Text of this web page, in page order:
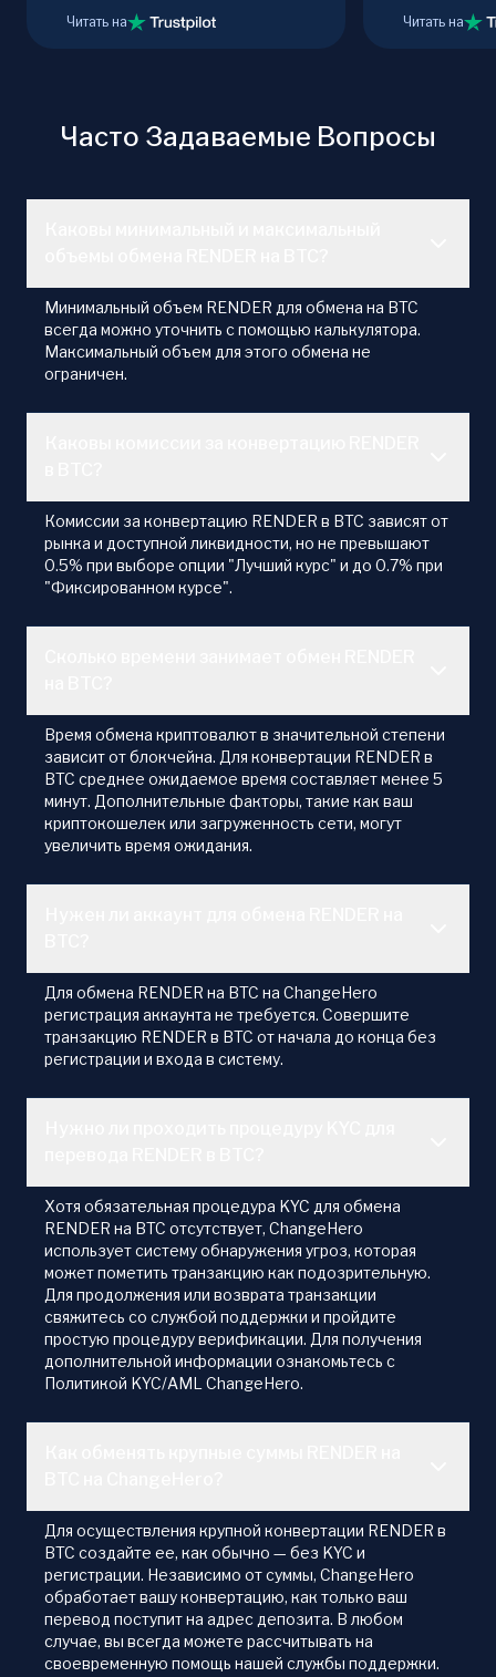
Читать на Читать на
Часто Задаваемые Вопросы
Минимальный объем RENDER для обмена на BTC
всегда можно уточнить с помощью калькулятора.
Максимальный объем для этого обмена не
ограничен.
Комиссии за конвертацию RENDER в BTC зависят от
рынка и доступной ликвидности, но не превышают
0.5% при выборе опции "Лучший курс" и до 0.7% при
"Фиксированном курсе".
Время обмена криптовалют в значительной степени
зависит от блокчейна. Для конвертации RENDER в
BTC среднее ожидаемое время составляет менее 5
минут. Дополнительные факторы, такие как ваш
криптокошелек или загруженность сети, могут
увеличить время ожидания.
Для обмена RENDER на BTC на ChangeHero
регистрация аккаунта не требуется. Совершите
транзакцию RENDER в BTC от начала до конца без
регистрации и входа в систему.
Хотя обязательная процедура KYC для обмена
RENDER на BTC отсутствует, ChangeHero
использует систему обнаружения угроз, которая
может пометить транзакцию как подозрительную.
Для продолжения или возврата транзакции
свяжитесь со службой поддержки и пройдите
простую процедуру верификации. Для получения
дополнительной информации ознакомьтесь с
Политикой KYC/AML ChangeHero.
Для осуществления крупной конвертации RENDER в
BTC создайте ее, как обычно — без KYC и
регистрации. Независимо от суммы, ChangeHero
обработает вашу конвертацию, как только ваш
перевод поступит на адрес депозита. В любом
случае, вы всегда можете рассчитывать на
своевременную помощь нашей службы поддержки.